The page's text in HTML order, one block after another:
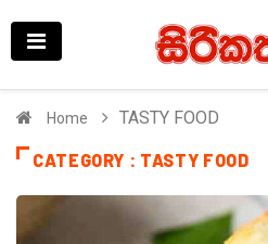
Home TASTY FOOD
CATEGORY : TASTY FOOD